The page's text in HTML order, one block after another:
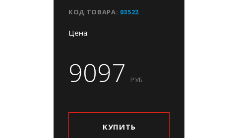
КОД ТОВАРА: 03522
Цена:
9097 РУБ.
КУПИТЬ